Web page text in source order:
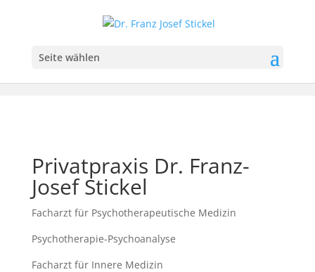
Seite wählen
Privatpraxis Dr. Franz-
Josef Stickel
Facharzt für Psychotherapeutische Medizin
Psychotherapie-Psychoanalyse
Facharzt für Innere Medizin